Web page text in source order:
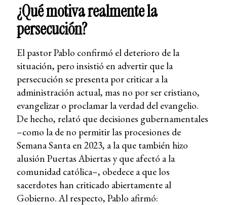
¿Qué motiva realmente la
persecución?
El pastor Pablo confirmó el deterioro de la
situación, pero insistió en advertir que la
persecución se presenta por criticar a la
administración actual, mas no por ser cristiano,
evangelizar o proclamar la verdad del evangelio.
De hecho, relató que decisiones gubernamentales
–como la de no permitir las procesiones de
Semana Santa en 2023, a la que también hizo
alusión Puertas Abiertas y que afectó a la
comunidad católica–, obedece a que los
sacerdotes han criticado abiertamente al
Gobierno. Al respecto, Pablo afirmó: